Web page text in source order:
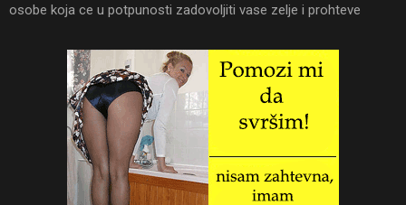
osobe koja ce u potpunosti zadovoljiti vase zelje i prohteve